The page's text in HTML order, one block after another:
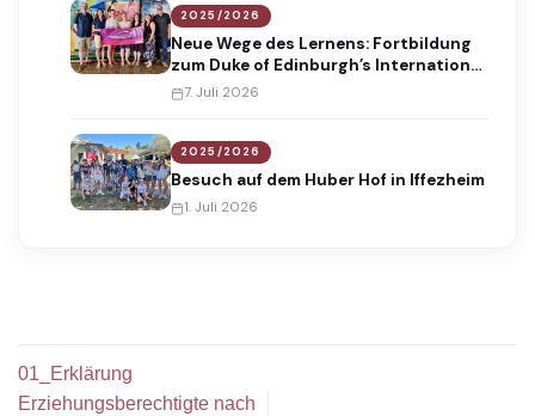
2025/2026
Neue Wege des Lernens: Fortbildung
zum Duke of Edinburgh’s International
Award
7. Juli 2026
2025/2026
Besuch auf dem Huber Hof in Iffezheim
1. Juli 2026
01_Erklärung
Erziehungsberechtigte nach